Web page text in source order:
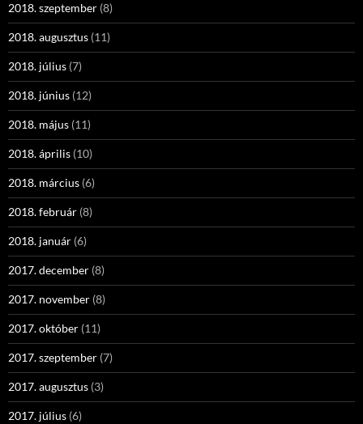
2018. szeptember (8)
2018. augusztus (11)
2018. július (7)
2018. június (12)
2018. május (11)
2018. április (10)
2018. március (6)
2018. február (8)
2018. január (6)
2017. december (8)
2017. november (8)
2017. október (11)
2017. szeptember (7)
2017. augusztus (3)
2017. július (6)